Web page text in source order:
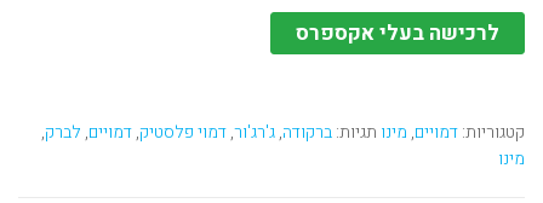
לרכישה בעלי אקספרס
קטגוריות:דמויים, מינו תגיות:ברקודה,ג'רג'ור,דמוי פלסטיק,דמויים, לברק,
מינו